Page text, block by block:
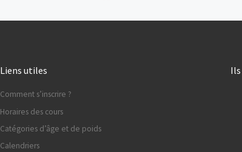
Liens utiles
Comment s’inscrire ?
Horaires des cours
Catégories d’âge et de poids
Calendriers